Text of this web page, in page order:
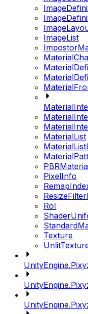
ImageList
MaterialList
PixelInfo
RoI
Texture